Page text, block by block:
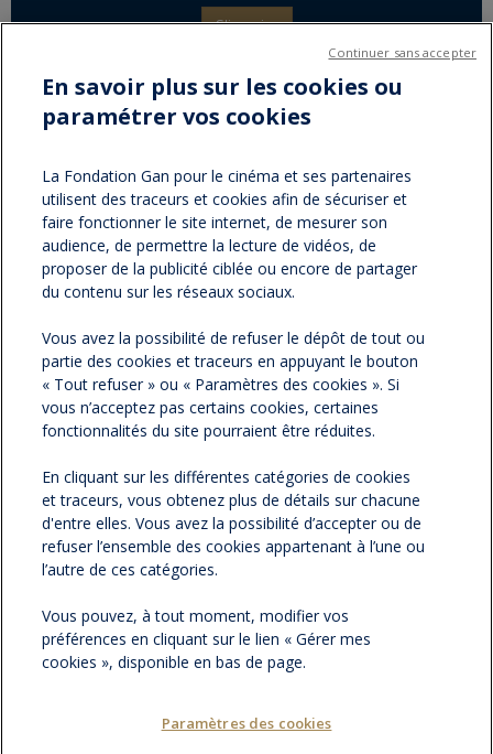
S'inscrire
Partager sur :
facebook
twitterVersion
imprimable
NOS NEWSLETTERS
NOS PARTENAIRES
ESPACE PRESSE
NOS ACTUALITÉS
CONTACTEZ-NOUS
En savoir plus sur les cookies ou
paramétrer vos cookies
La Fondation Gan pour le cinéma et ses partenaires
utilisent des traceurs et cookies afin de sécuriser et
faire fonctionner le site internet, de mesurer son
audience, de permettre la lecture de vidéos, de
proposer de la publicité ciblée ou encore de partager
du contenu sur les réseaux sociaux.
Vous avez la possibilité de refuser le dépôt de tout ou
partie des cookies et traceurs en appuyant le bouton
« Tout refuser » ou « Paramètres des cookies ». Si
vous n’acceptez pas certains cookies, certaines
fonctionnalités du site pourraient être réduites.
En cliquant sur les différentes catégories de cookies
et traceurs, vous obtenez plus de détails sur chacune
d'entre elles. Vous avez la possibilité d’accepter ou de
refuser l’ensemble des cookies appartenant à l’une ou
l’autre de ces catégories.
Vous pouvez, à tout moment, modifier vos
préférences en cliquant sur le lien « Gérer mes
cookies », disponible en bas de page.
Paramètres des cookies
Continuer sans accepter